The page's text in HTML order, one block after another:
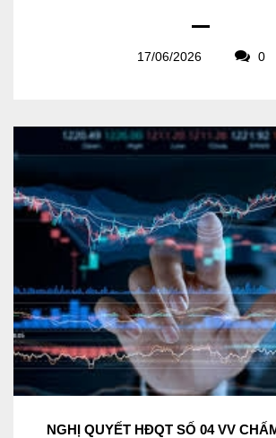
17/06/2026 0
NGHỊ QUYẾT HĐQT SỐ 04 VV